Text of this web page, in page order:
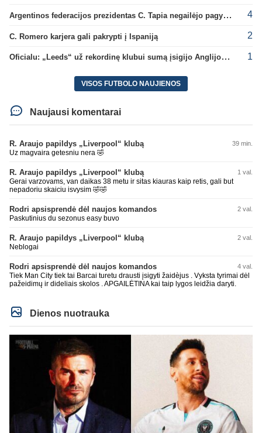
Argentinos federacijos prezidentas C. Tapia negailėjo pagyrų G. Infantino 4
C. Romero karjera gali pakrypti į Ispaniją 2
Oficialu: „Leeds“ už rekordinę klubui sumą įsigijo Anglijos rinktinės vartininką 1
VISOS FUTBOLO NAUJIENOS
Naujausi komentarai
R. Araujo papildys „Liverpool“ klubą 39 min.
Uz magvaira getesniu nera 🤣
R. Araujo papildys „Liverpool“ klubą 1 val.
Gerai varzovams, van daikas 38 metu ir sitas kiauras kaip retis, gali but
nepadoriu skaiciu isvysim 🤣🤣
Rodri apsisprendė dėl naujos komandos 2 val.
Paskutinius du sezonus easy buvo
R. Araujo papildys „Liverpool“ klubą 2 val.
Neblogai
Rodri apsisprendė dėl naujos komandos 4 val.
Tiek Man City tiek tai Barcai turetu drausti įsigyti žaidèjus . Vyksta tyrimai dėl
pažeidimų ir dideliais skolos . APGAILĖTINA kai taip lygos leidžia daryti.
Dienos nuotrauka